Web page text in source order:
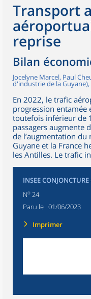
Transport
reprise
Bilan
Jocelyne Marcel, Paul
d'industrie de la
En 2022, le trafic
progression entamée
toutefois inférieur de
passagers augmente
de l’augmentation
Guyane et la France
les Antilles. Le trafic
INSEE
No 24
Paru le : 01/06/2023
Imprimer